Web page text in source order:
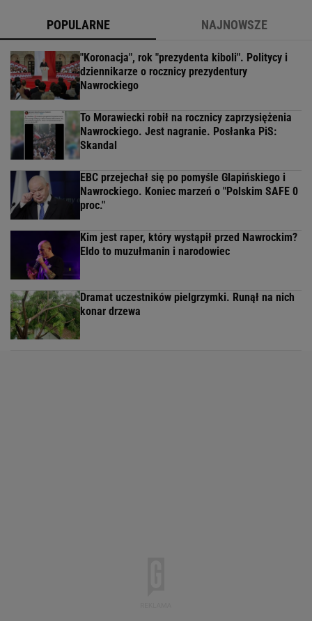
POPULARNE NAJNOWSZE
"Koronacja", rok "prezydenta kiboli". Politycy i
dziennikarze o rocznicy prezydentury
Nawrockiego
To Morawiecki robił na rocznicy zaprzysiężenia
Nawrockiego. Jest nagranie. Posłanka PiS:
Skandal
EBC przejechał się po pomyśle Glapińskiego i
Nawrockiego. Koniec marzeń o "Polskim SAFE 0
proc."
Kim jest raper, który wystąpił przed Nawrockim?
Eldo to muzułmanin i narodowiec
Dramat uczestników pielgrzymki. Runął na nich
konar drzewa